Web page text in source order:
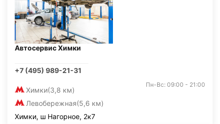
Автосервис Химки
+7 (495) 989-21-31
Химки(3,8 км)
Левобережная(5,6 км)
Пн-Вс: 09:00 - 21:00
Химки, ш Нагорное, 2к7